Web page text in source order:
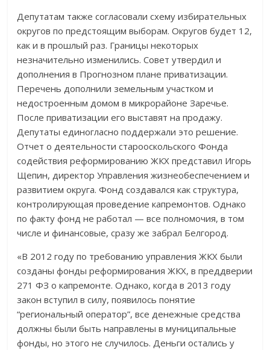
Депутатам также согласовали схему избирательных
округов по предстоящим выборам. Округов будет 12,
как и в прошлый раз. Границы некоторых
незначительно изменились. Совет утвердил и
дополнения в Прогнозном плане приватизации.
Перечень дополнили земельным участком и
недостроенным домом в микрорайоне Заречье.
После приватизации его выставят на продажу.
Депутаты единогласно поддержали это решение.
Отчет о деятельности старооскольского Фонда
содействия реформированию ЖКХ представил Игорь
Щепин, директор Управления жизнеобеспечением и
развитием округа. Фонд создавался как структура,
контролирующая проведение капремонтов. Однако
по факту фонд не работал — все полномочия, в том
числе и финансовые, сразу же забрал Белгород.
«В 2012 году по требованию управления ЖКХ были
созданы фонды реформирования ЖКХ, в преддверии
271 ФЗ о капремонте. Однако, когда в 2013 году
закон вступил в силу, появилось понятие
“региональный оператор”, все денежные средства
должны были быть направлены в муниципальные
фонды, но этого не случилось. Деньги остались у